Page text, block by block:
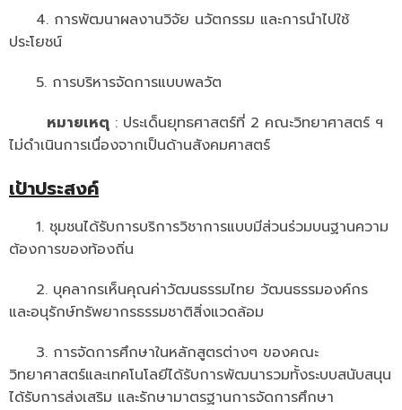
- ข่าวประชาสัมพันธ์ภายนอก
- ทุน/สมัครงาน/ศึกษาต่อ
วารสารคณะ
ผลงานคณะ
- ฐานข้อมูลงานวิจัย
- การจัดการความรู้ (KM Scitech)
- โครงการบริหารจัดการพื้นที่ 10 ไร่ ด้านหลังโรงสีข้าว
สวนดุสิต จังหวัดปราจีนบุรี
- ผลงาน/รางวัล
- SDU Zero Waste
- งานวิจัย/นวัตกรรม
4. การพัฒนาผลงานวิจัย นวัตกรรม และการนำไปใช้
ประโยชน์
5. การบริหารจัดการแบบพลวัต
หมายเหตุ : ประเด็นยุทธศาสตร์ที่ 2 คณะวิทยาศาสตร์ ฯ
ไม่ดำเนินการเนื่องจากเป็นด้านสังคมศาสตร์
เป้าประสงค์
1. ชุมชนได้รับการบริการวิชาการแบบมีส่วนร่วมบนฐานความ
ต้องการของท้องถิ่น
2. บุคลากรเห็นคุณค่าวัฒนธรรมไทย วัฒนธรรมองค์กร
และอนุรักษ์ทรัพยากรธรรมชาติสิ่งแวดล้อม
3. การจัดการศึกษาในหลักสูตรต่างๆ ของคณะ
วิทยาศาสตร์และเทคโนโลยีได้รับการพัฒนารวมทั้งระบบสนับสนุน
ได้รับการส่งเสริม และรักษามาตรฐานการจัดการศึกษา